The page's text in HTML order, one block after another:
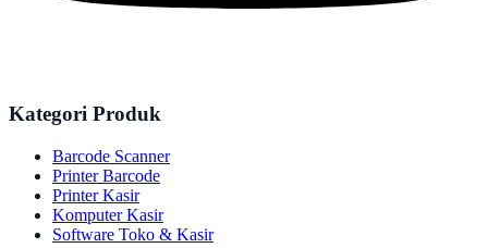
Kategori Produk
Barcode Scanner
Printer Barcode
Printer Kasir
Komputer Kasir
Software Toko & Kasir